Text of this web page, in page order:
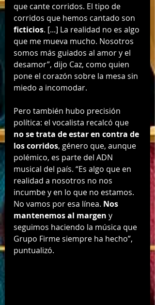
que cante corridos. El tipo de
corridos que hemos cantado son
ficticios. [...] La realidad no es algo
que me mueva mucho. Nosotros
somos más guiados al amor y el
desamor”, dijo Caz, como quien
pone el corazón sobre la mesa sin
miedo a incomodar.
Pero también hubo precisión
política: el vocalista recalcó que
no se trata de estar en contra de
los corridos, género que, aunque
polémico, es parte del ADN
musical del país. “Es algo que en
realidad a nosotros no nos
incumbe y en lo que no estamos.
No vamos por esa línea. Nos
mantenemos al margen y
seguimos haciendo la música que
Grupo Firme siempre ha hecho”,
puntualizó.